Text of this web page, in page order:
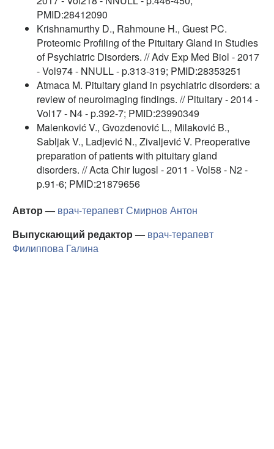
PMID:28412090
Krishnamurthy D., Rahmoune H., Guest PC.
Proteomic Profiling of the Pituitary Gland in Studies
of Psychiatric Disorders. // Adv Exp Med Biol - 2017
- Vol974 - NNULL - p.313-319; PMID:28353251
Atmaca M. Pituitary gland in psychiatric disorders: a
review of neuroimaging findings. // Pituitary - 2014 -
Vol17 - N4 - p.392-7; PMID:23990349
Malenković V., Gvozdenović L., Milaković B.,
Sabljak V., Ladjević N., Zivaljević V. Preoperative
preparation of patients with pituitary gland
disorders. // Acta Chir Iugosl - 2011 - Vol58 - N2 -
p.91-6; PMID:21879656
Автор — врач-терапевтСмирнов Антон
Выпускающий редактор — врач-терапевт
Филиппова Галина